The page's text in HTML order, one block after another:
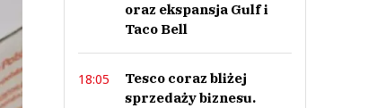
oraz ekspansja Gulf i
Taco Bell
18:05
Tesco coraz bliżej
sprzedaży biznesu.